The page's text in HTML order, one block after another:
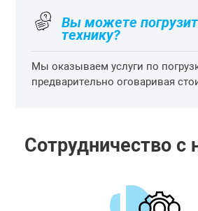
Вы можете
технику?
Мы оказываем услуги по
предварительно оговаривая
Сотрудничество с